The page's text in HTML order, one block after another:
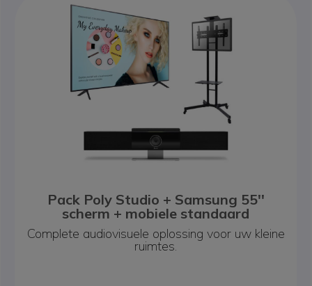
Pack Poly Studio + Samsung 55''
scherm + mobiele standaard
Complete audiovisuele oplossing voor uw kleine
ruimtes.